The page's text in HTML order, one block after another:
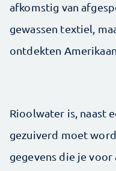
afkomstig van
gewassen textiel,
ontdekten
Rioolwater is, naast
gezuiverd moet
gegevens die je